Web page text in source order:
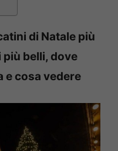
di Natale più
più belli, dove
e cosa vedere